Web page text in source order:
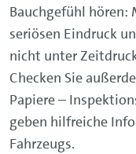
Bauchgefühl hören:
seriösen Eindruck
nicht unter
Checken Sie
Papiere –
geben hilfreiche
Fahrzeugs.